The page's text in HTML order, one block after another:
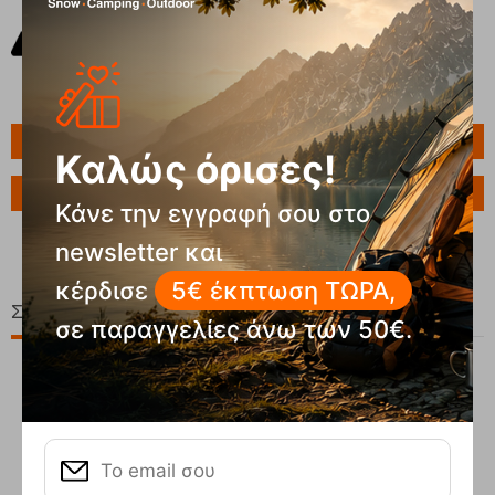
Ερώτηση για το προϊόν
Σχετικά Προϊόντα
20%
Καλώς όρισες!
Κάνε την εγγραφή σου στο
newsletter και
κέρδισε
5€ έκπτωση ΤΩΡΑ,
σε παραγγελίες άνω των 50€.